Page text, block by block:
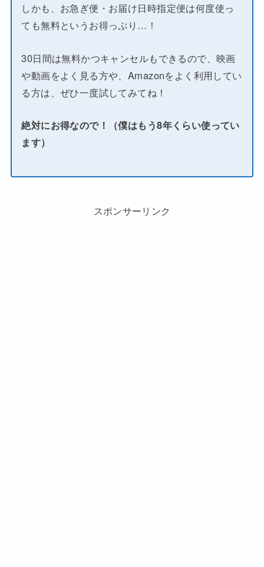
しかも、お急ぎ便・お届け日時指定便は何度使っ
ても無料というお得っぷり…！
30日間は無料かつキャンセルもできるので、映画
や動画をよく見る方や、Amazonをよく利用してい
る方は、ぜひ一度試してみてね！
絶対にお得なので！（僕はもう8年くらい使ってい
ます）
スポンサーリンク